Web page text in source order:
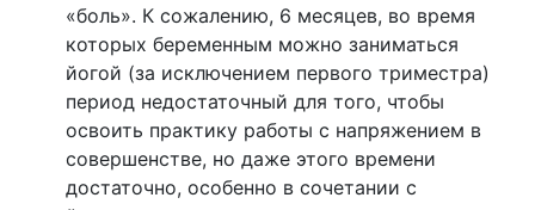
«боль». К сожалению, 6 месяцев, во время
которых беременным можно заниматься
йогой (за исключением первого триместра)
период недостаточный для того, чтобы
освоить практику работы с напряжением в
совершенстве, но даже этого времени
достаточно, особенно в сочетании с